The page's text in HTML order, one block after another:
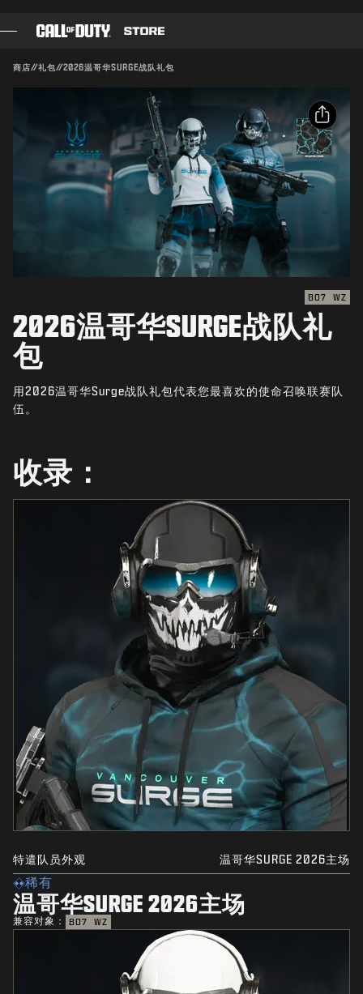
使命召唤点数
游戏
新闻
商店
支援
登录|注册
商店//礼包//2026温哥华SURGE战队礼包
兼容对象：
取消
动视有权随时更新、替换或删除此游戏内容。
分享
电子邮件
Facebook
X
复制链接
BO7 WZ
2026温哥华SURGE战队礼
包
用2026温哥华Surge战队礼包代表您最喜欢的使命召唤联赛队
伍。
收录：
特遣队员外观 温哥华SURGE 2026主场
稀有
温哥华SURGE 2026主场
兼容对象： BO7 WZ